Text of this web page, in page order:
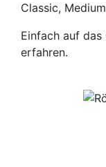
Classic,
Einfach auf
erfahren.